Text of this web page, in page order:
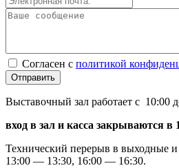
Согласен с политикой
Отправить
Выставочный зал работает с 10:00
вход в зал и касса закрываются в
Технический перерыв в выходные
13:00 — 13:30, 16:00 — 16:30.